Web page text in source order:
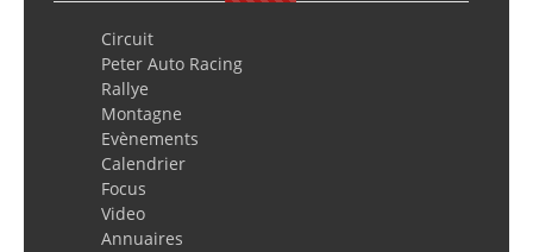
Circuit
Peter Auto Racing
Rallye
Montagne
Evènements
Calendrier
Focus
Video
Annuaires